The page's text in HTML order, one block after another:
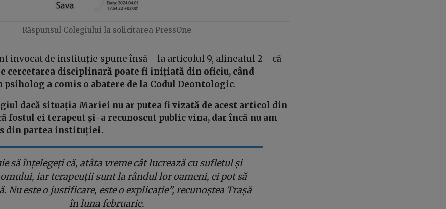
Răspunsul Colegiului la solicitarea PressOne
invocat de instituție spune însă - la articolul 9, alineatul 2 - că
cercetarea disciplinară poate fi inițiată din oficiu, când
psiholog a comis o abatere de la Codul Deontologic.
dacă situația Mariei nu ar putea fi vizată de acest articol din
fostul ei terapeut și-a recunoscut public vina, dar încă nu am
din partea instituției.
să înțelegeți că, atâta vreme cât lucrează cu sufletul și
iar terapeuții sunt la rândul lor oameni, ei pot să
Nu este o justificare, este o explicație”, recunoștea Trașă
în luna februarie.